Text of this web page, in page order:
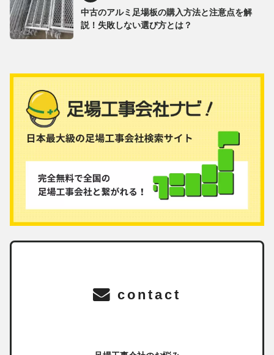
中古のアルミ足場板の購入方法と注意点を解
説！失敗しない選び方とは？
contact